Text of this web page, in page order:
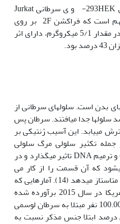
میکروگرم بر روی سلول نرمال 293HEK- و ی سرطانی Jurkat
E6.1 در شکل7 بیانگر این مهم است که فراکشن 2F بر روی
سلول‫های سرطانی Jurkat E6.1 در مقدار 5/1 میکروگرم‫، دارای اثر
سرطان تقسیم نا متقارن سلول‫های بدن است. سلول‫های سرطانی از
ساز وکار‫های عادی تقسیم و رشد سلول‫ها جدا می‫افتند. سرطان پس
از آسیب ژنتیکی به DNA گسترش می‫یابد. این آسیب ژنتیکی بر
تکثیر سلولی مرگ سلولی
برنامه ریزی شده (آپوپتوزیس) و ترمیم DNA تاثیر می‫گذارد و در
نهایت منجر به تولید تومور می‫شود که آن قسمت را از کار می
اندازد و به قسمت‫های دیگر نیز متاستاز می‫دهد (14). آمارهایی که
توسط NCI و انجمن سرطان آمریکا در سال 2015 برآورده شده
است، سالانه 5/2 نفر در هر 100.000 نفر مبتلا به سرطان لوسمی
درصد ابتلا جنس مذکر نسبت به